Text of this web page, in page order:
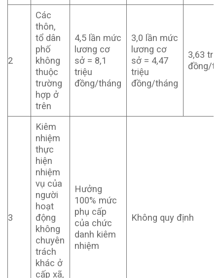
2
Các
thôn,
tổ dân
phố
không
thuộc
trường
hợp ở
trên
4,5 lần mức
lương cơ
sở = 8,1
triệu
đồng/tháng
3,0 lần mức
lương cơ
sở = 4,47
triệu
đồng/tháng
3,63
đồng/
3
Kiêm
nhiệm
thực
hiện
nhiệm
vụ của
người
hoạt
động
không
chuyên
trách
khác ở
cấp xã,
Hưởng
100% mức
phụ cấp
của chức
danh kiêm
nhiệm
Không quy định